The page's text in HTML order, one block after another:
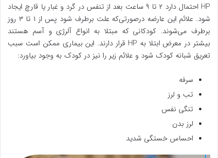
HP احتمال دارد ۲ تا ۹ ساعت بعد از تنفس در گرد و غبار یا قارچ ایجاد
شود. علائم این عارضه درصورتی‌که علت برطرف شود پس از ۱ تا ۳ روز
برطرف می‌شوند. کودکانی که مبتلا به انواع آلرژی و آسم هستند
بیشتر در معرض ابتلا به HP قرار دارند. این بیماری ممکن است سبب
تعریق شبانه کودک شود و علائم زیر را نیز در کودک به وجود بیاورد:
سرفه
تب و لرز
تنگی نفس
لرز بدن
احساس خستگی شدید